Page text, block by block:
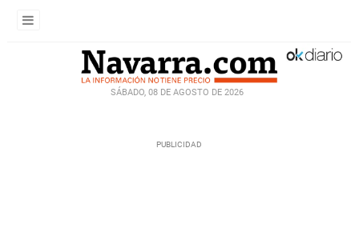
SÁBADO, 08 DE AGOSTO DE 2026